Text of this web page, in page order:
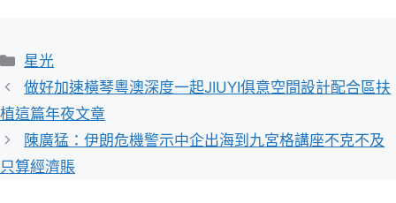
分
類
星光
做好加速橫琴粵澳深度一起JIUYI俱意空間設計配合區扶
植這篇年夜文章
陳廣猛：伊朗危機警示中企出海到九宮格講座不克不及
只算經濟賬